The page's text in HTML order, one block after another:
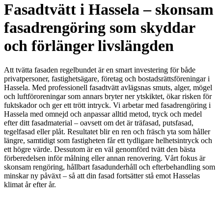
Fasadtvätt i Hassela – skonsam
fasadrengöring som skyddar
och förlänger livslängden
Att tvätta fasaden regelbundet är en smart investering för både
privatpersoner, fastighetsägare, företag och bostadsrättsföreningar i
Hassela. Med professionell fasadtvätt avlägsnas smuts, alger, mögel
och luftföroreningar som annars bryter ner ytskiktet, ökar risken för
fuktskador och ger ett trött intryck. Vi arbetar med fasadrengöring i
Hassela med omnejd och anpassar alltid metod, tryck och medel
efter ditt fasadmaterial – oavsett om det är träfasad, putsfasad,
tegelfasad eller plåt. Resultatet blir en ren och fräsch yta som håller
längre, samtidigt som fastigheten får ett tydligare helhetsintryck och
ett högre värde. Dessutom är en väl genomförd tvätt den bästa
förberedelsen inför målning eller annan renovering. Vårt fokus är
skonsam rengöring, hållbart fasadunderhåll och efterbehandling som
minskar ny påväxt – så att din fasad fortsätter stå emot Hasselas
klimat år efter år.